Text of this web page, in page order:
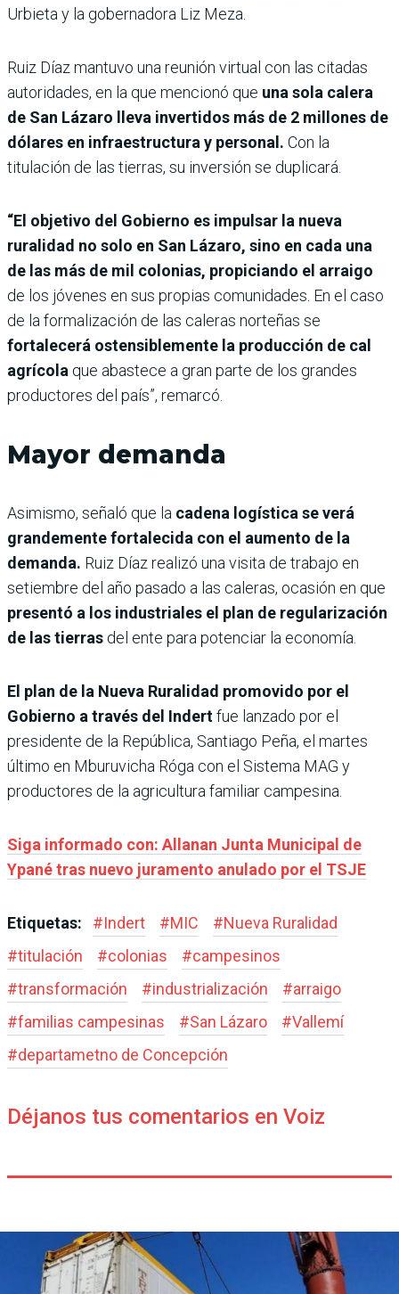
Urbieta y la gobernadora Liz Meza.
Ruiz Díaz mantuvo una reunión virtual con las citadas
autoridades, en la que mencionó que una sola calera
de San Lázaro lleva invertidos más de 2 millones de
dólares en infraestructura y personal. Con la
titulación de las tierras, su inversión se duplicará.
“El objetivo del Gobierno es impulsar la nueva
ruralidad no solo en San Lázaro, sino en cada una
de las más de mil colonias, propiciando el arraigo
de los jóvenes en sus propias comunidades. En el caso
de la formalización de las caleras norteñas se
fortalecerá ostensiblemente la producción de cal
agrícola que abastece a gran parte de los grandes
productores del país”, remarcó.
Mayor demanda
Asimismo, señaló que la cadena logística se verá
grandemente fortalecida con el aumento de la
demanda. Ruiz Díaz realizó una visita de trabajo en
setiembre del año pasado a las caleras, ocasión en que
presentó a los industriales el plan de regularización
de las tierras del ente para potenciar la economía.
El plan de la Nueva Ruralidad promovido por el
Gobierno a través del Indertfue lanzado por el
presidente de la República, Santiago Peña, el martes
último en Mburuvicha Róga con el Sistema MAG y
productores de la agricultura familiar campesina.
Siga informado con: Allanan Junta Municipal de
Ypané tras nuevo juramento anulado por el TSJE
Etiquetas: #Indert #MIC #Nueva Ruralidad
#titulación #colonias #campesinos
#transformación #industrialización #arraigo
#familias campesinas #San Lázaro #Vallemí
#departametno de Concepción
Déjanos tus comentarios en Voiz